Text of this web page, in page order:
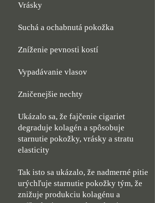
Vrásky
Suchá a ochabnutá pokožka
Zníženie pevnosti kostí
Vypadávanie vlasov
Zničenejšie nechty
Ukázalo sa, že fajčenie cigariet
degraduje kolagén a spôsobuje
starnutie pokožky, vrásky a stratu
elasticity
Tak isto sa ukázalo, že nadmerné pitie
urýchľuje starnutie pokožky tým, že
znižuje produkciu kolagénu a